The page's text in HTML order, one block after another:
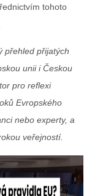
tohoto
přehled přijatých
unii i Českou
pro reflexi
Evropského
nebo experty, a
veřejností.